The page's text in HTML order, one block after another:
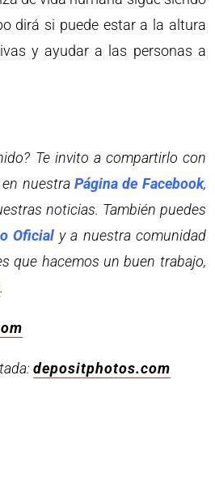
dirá si puede estar a la altura
y ayudar a las personas a
Te invito a compartirlo con
en nuestraPágina de Facebook,
noticias. También puedes
Oficial y a nuestra comunidad
que hacemos un buen trabajo,
.
depositphotos.com